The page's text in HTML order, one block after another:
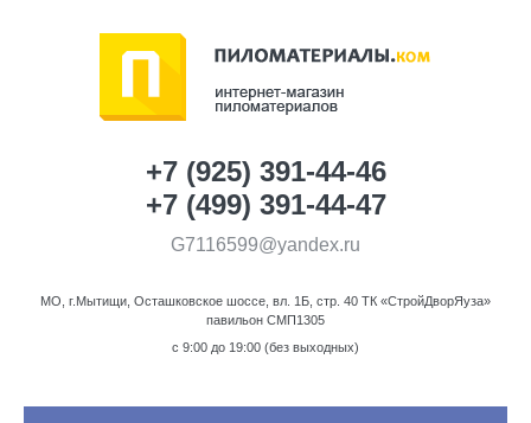
+7 (925) 391-44-46
+7 (499) 391-44-47
G7116599@yandex.ru
МО, г.Мытищи, Осташковское шоссе, вл. 1Б, стр. 40 ТК «СтройДворЯуза»
павильон СМП1305
c 9:00 до 19:00 (без выходных)